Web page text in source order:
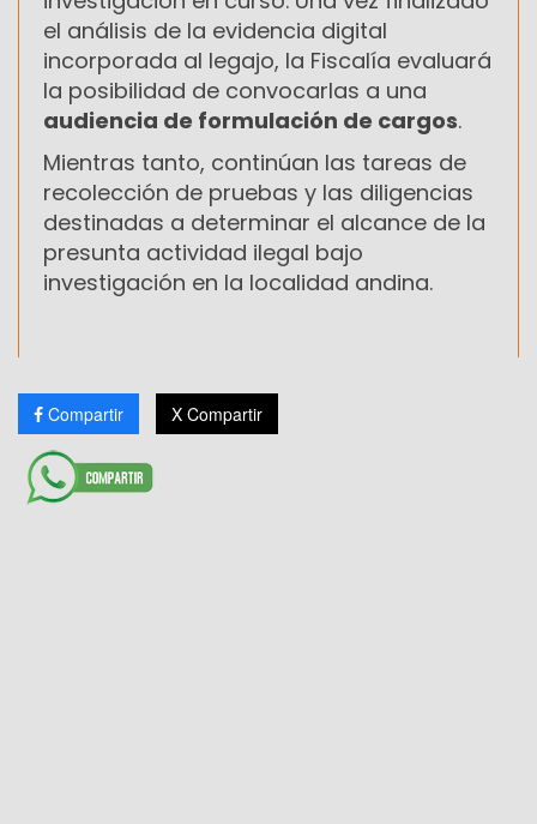
el análisis de la evidencia digital
incorporada al legajo, la Fiscalía evaluará
la posibilidad de convocarlas a una
audiencia de formulación de cargos.
Mientras tanto, continúan las tareas de
recolección de pruebas y las diligencias
destinadas a determinar el alcance de la
presunta actividad ilegal bajo
investigación en la localidad andina.
Compartir X Compartir